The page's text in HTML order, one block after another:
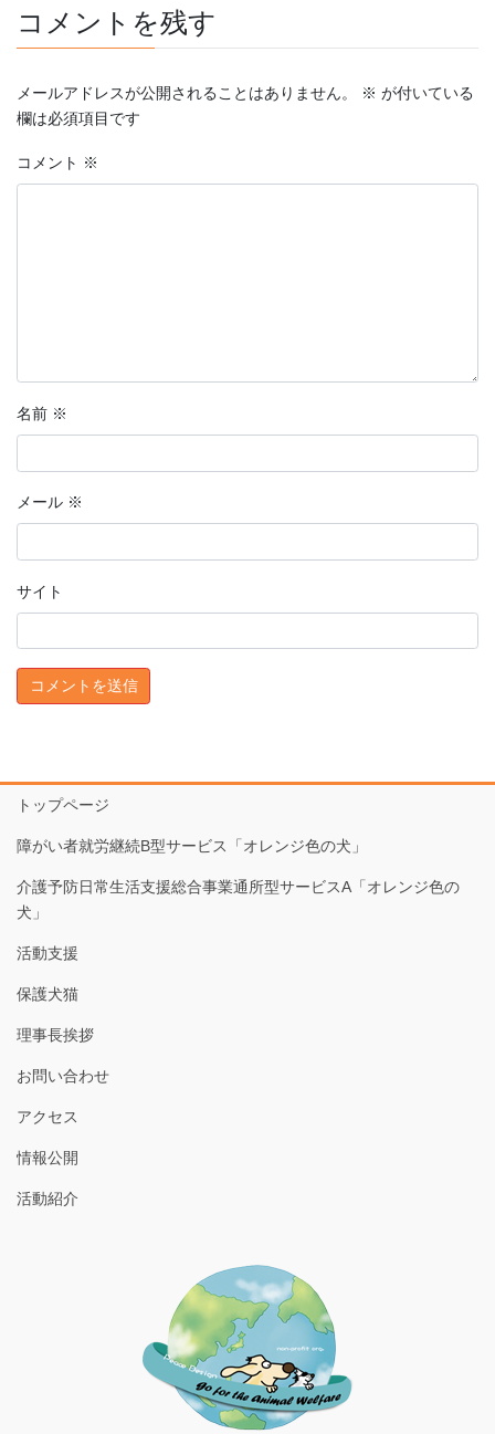
コメントを残す
メールアドレスが公開されることはありません。 ※ が付いている
欄は必須項目です
コメント ※
名前 ※
メール ※
サイト
トップページ
障がい者就労継続B型サービス「オレンジ色の犬」
介護予防日常生活支援総合事業通所型サービスA「オレンジ色の
犬」
活動支援
保護犬猫
理事長挨拶
お問い合わせ
アクセス
情報公開
活動紹介